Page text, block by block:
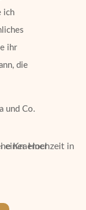
ich
ihr
die
und Co.